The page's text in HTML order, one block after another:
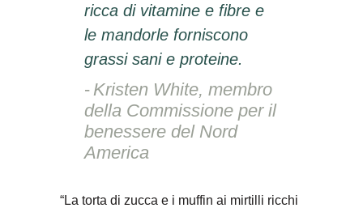
ricca di vitamine e fibre e
le mandorle forniscono
grassi sani e proteine.
Kristen White, membro
della Commissione per il
benessere del Nord
America
“La torta di zucca e i muffin ai mirtilli ricchi